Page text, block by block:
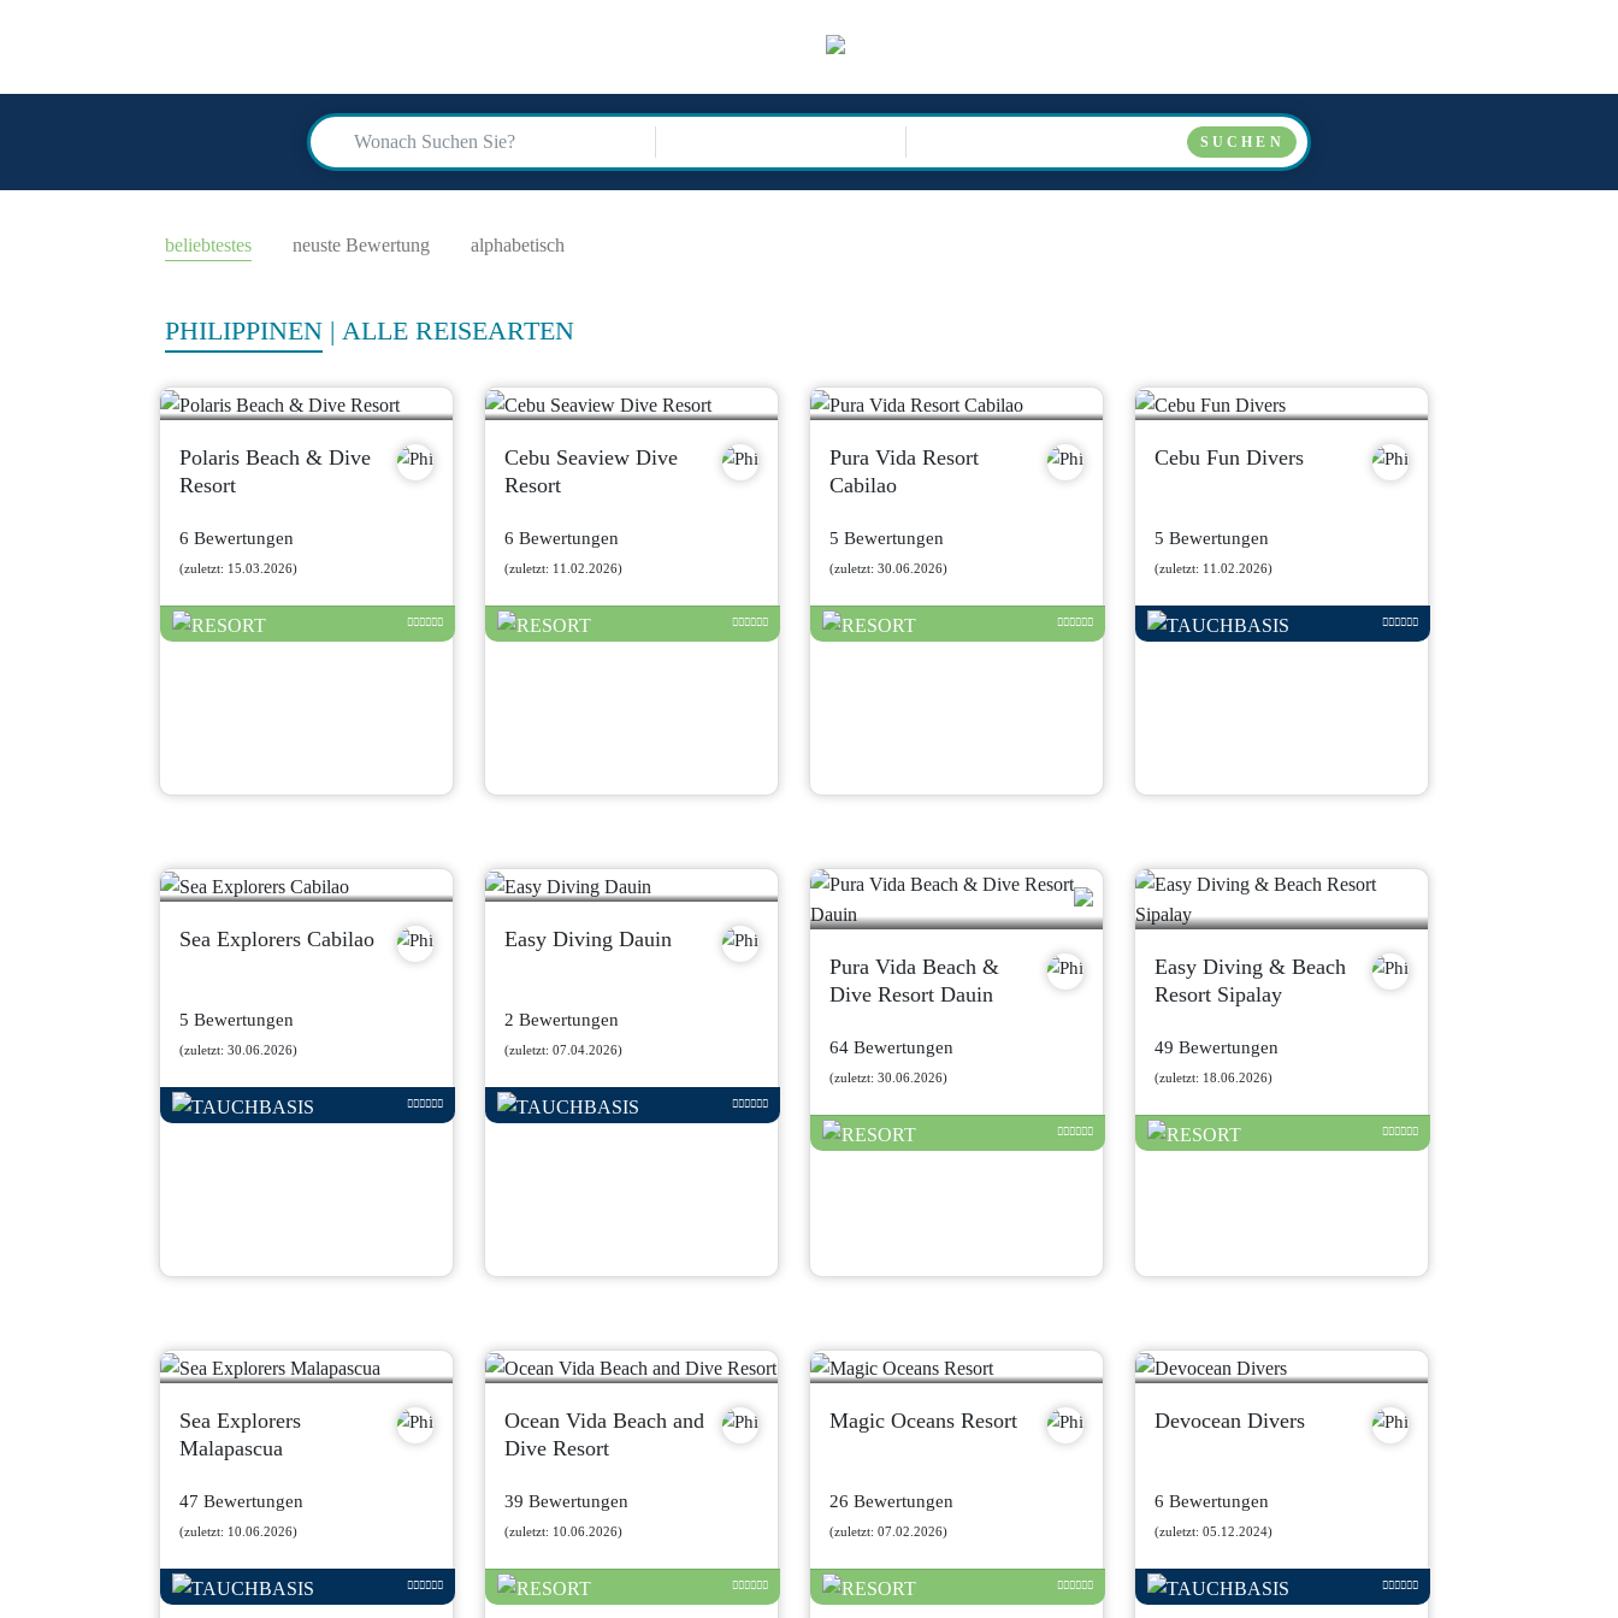
SUCHEN
beliebtestes neuste Bewertung alphabetisch
PHILIPPINEN | ALLE REISEARTEN
Polaris Beach & Dive
Resort
6 Bewertungen
(zuletzt: 15.03.2026)
Cebu Seaview Dive
Resort
6 Bewertungen
(zuletzt: 11.02.2026)
Pura Vida Resort
Cabilao
5 Bewertungen
(zuletzt: 30.06.2026)
Cebu Fun Divers
5 Bewertungen
(zuletzt: 11.02.2026)
Sea Explorers Cabilao
5 Bewertungen
(zuletzt: 30.06.2026)
Easy Diving Dauin
2 Bewertungen
(zuletzt: 07.04.2026)
Pura Vida Beach &
Dive Resort Dauin
64 Bewertungen
(zuletzt: 30.06.2026)
Easy Diving & Beach
Resort Sipalay
49 Bewertungen
(zuletzt: 18.06.2026)
Sea Explorers
Malapascua
47 Bewertungen
(zuletzt: 10.06.2026)
Ocean Vida Beach and
Dive Resort
39 Bewertungen
(zuletzt: 10.06.2026)
Magic Oceans Resort
26 Bewertungen
(zuletzt: 07.02.2026)
Devocean Divers
6 Bewertungen
(zuletzt: 05.12.2024)